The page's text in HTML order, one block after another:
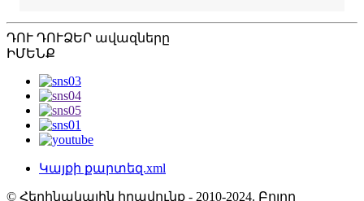
ԴՈՒ ԴՈՒՁԵՐ ավազները
ԻՄԵՆՔ
Կայքի քարտեզ.xml
© Հեղինակային իրավունք - 2010-2024. Բոլոր